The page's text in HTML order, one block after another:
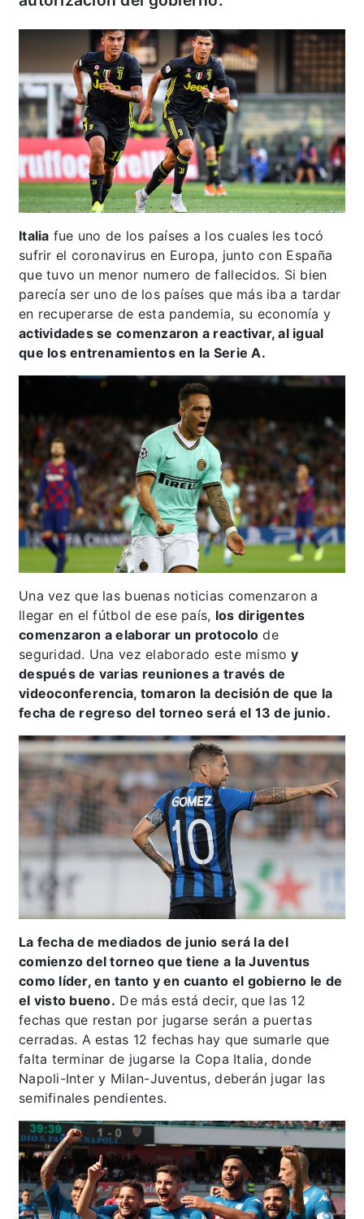
Italia fue uno de los países a los cuales les tocó
sufrir el coronavirus en Europa, junto con España
que tuvo un menor numero de fallecidos. Si bien
parecía ser uno de los países que más iba a tardar
en recuperarse de esta pandemia, su economía y
actividades se comenzaron a reactivar, al igual
que los entrenamientos en la Serie A.
Una vez que las buenas noticias comenzaron a
llegar en el fútbol de ese país, los dirigentes
comenzaron a elaborar un protocolo de
seguridad. Una vez elaborado este mismo y
después de varias reuniones a través de
videoconferencia, tomaron la decisión de que la
fecha de regreso del torneo será el 13 de junio.
La fecha de mediados de junio será la del
comienzo del torneo que tiene a la Juventus
como líder, en tanto y en cuanto el gobierno le de
el visto bueno. De más está decir, que las 12
fechas que restan por jugarse serán a puertas
cerradas. A estas 12 fechas hay que sumarle que
falta terminar de jugarse la Copa Italia, donde
Napoli-Inter y Milan-Juventus, deberán jugar las
semifinales pendientes.